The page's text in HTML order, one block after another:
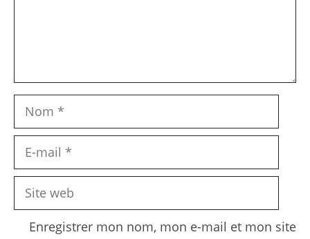
Nom
Site
Enregistrer mon nom, mon e-mail et mon site